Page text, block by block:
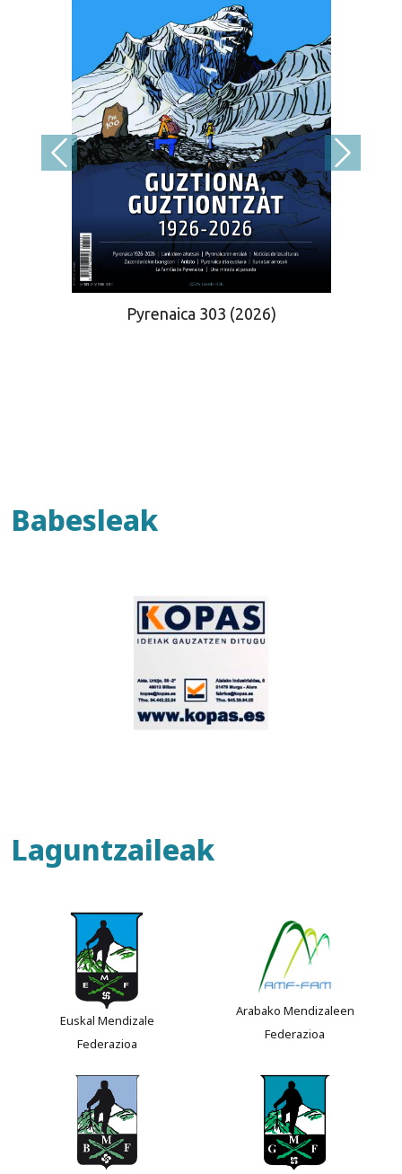
Pyrenaica 303 (2026)
Babesleak
Laguntzaileak
Euskal Mendizale
Federazioa
Arabako Mendizaleen
Federazioa